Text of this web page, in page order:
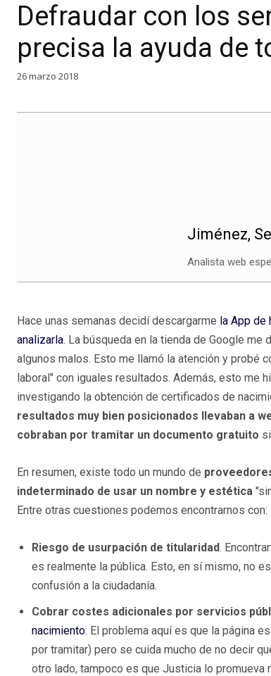
Defraudar con los
precisa la ayuda de
26 marzo 2018
Jiménez,
Analista web
Hace unas semanas decidí descargarme la App de
analizarla. La búsqueda en la tienda de Google me
algunos malos. Esto me llamó la atención y probé
laboral" con iguales resultados. Además, esto me
investigando la obtención de certificados de
resultados muy bien posicionados llevaban a
cobraban por tramitar un documento gratuito
En resumen, existe todo un mundo de
indeterminado de usar un nombre y estética
Entre otras cuestiones podemos encontrarnos con:
Riesgo de usurpación de titularidad.
es realmente la pública. Esto, en sí mismo, no
confusión a la ciudadanía.
Cobrar costes adicionales por servicios
nacimiento. El problema aquí es que la página
por tramitar) pero se cuida mucho de no decir
otro lado, tampoco es que Justicia lo